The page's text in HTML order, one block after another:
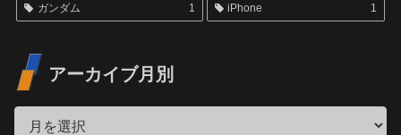
ガンダム 1 iPhone 1
アーカイブ月別